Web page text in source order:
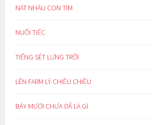
NÁT NHÀU CON TIM
NUỐI TIẾC
TIẾNG SÉT LƯNG TRỜI
LÊN FARM LÝ CHIỀU CHIỀU
BẢY MƯƠI CHƯA ĐÃ LÀ GÌ